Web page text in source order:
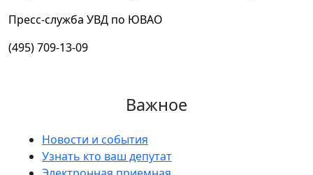
Пресс-служба УВД по ЮВАО
(495) 709-13-09
Важное
Новости и события
Узнать кто ваш депутат